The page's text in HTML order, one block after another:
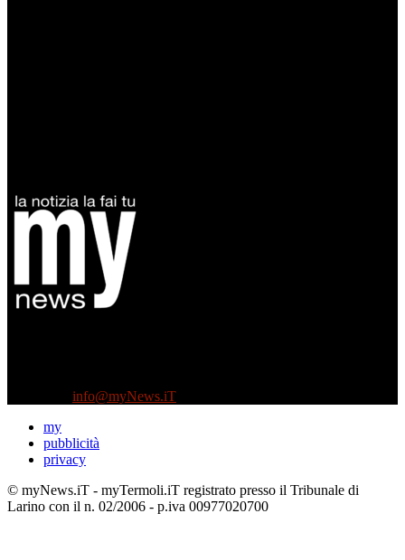
info@myNews.iT
my
pubblicità
privacy
© myNews.iT - myTermoli.iT registrato presso il Tribunale di
Larino con il n. 02/2006 - p.iva 00977020700